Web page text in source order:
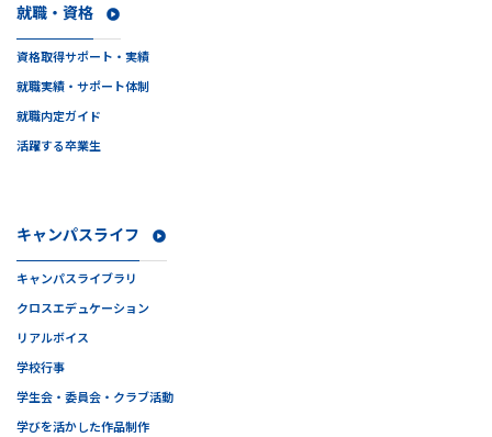
就職・資格
資格取得サポート・実績
就職実績・サポート体制
就職内定ガイド
活躍する卒業生
キャンパスライフ
キャンパスライブラリ
クロスエデュケーション
リアルボイス
学校行事
学生会・委員会・クラブ活動
学びを活かした作品制作